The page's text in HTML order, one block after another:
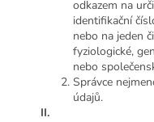
odkazem na
identifikační
nebo na jeden
fyziologické,
nebo
Správce
údajů.
II.